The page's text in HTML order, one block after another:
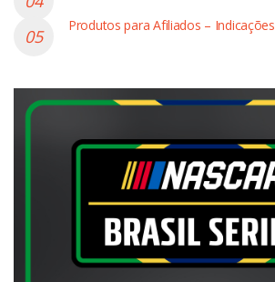
Produtos para Afiliados – Indicações